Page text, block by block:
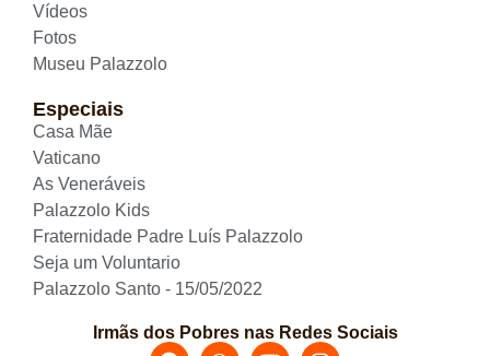
Vídeos
Fotos
Museu Palazzolo
Especiais
Casa Mãe
Vaticano
As Veneráveis
Palazzolo Kids
Fraternidade Padre Luís Palazzolo
Seja um Voluntario
Palazzolo Santo - 15/05/2022
Irmãs dos Pobres nas Redes Sociais